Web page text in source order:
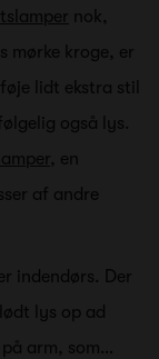
nok,
mørke kroge, er
lidt ekstra stil
også lys.
, en
af andre
indendørs. Der
lys op ad
arm, som…